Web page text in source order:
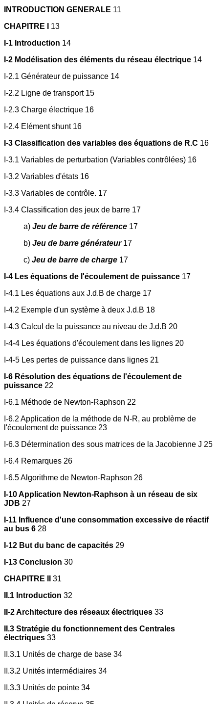
INTRODUCTION GENERALE 11
CHAPITRE I 13
I-1 Introduction 14
I-2 Modélisation des éléments du réseau électrique 14
I-2.1 Générateur de puissance 14
I-2.2 Ligne de transport 15
I-2.3 Charge électrique 16
I-2.4 Elément shunt 16
I-3 Classification des variables des équations de R.C 16
I-3.1 Variables de perturbation (Variables contrôlées) 16
I-3.2 Variables d'états 16
I-3.3 Variables de contrôle. 17
I-3.4 Classification des jeux de barre 17
a) Jeu de barre de référence 17
b) Jeu de barre générateur 17
c) Jeu de barre de charge 17
I-4 Les équations de l'écoulement de puissance 17
I-4.1 Les équations aux J.d.B de charge 17
I-4.2 Exemple d'un système à deux J.d.B 18
I-4.3 Calcul de la puissance au niveau de J.d.B 20
I-4-4 Les équations d'écoulement dans les lignes 20
I-4-5 Les pertes de puissance dans lignes 21
I-6 Résolution des équations de l'écoulement de
puissance 22
I-6.1 Méthode de Newton-Raphson 22
I-6.2 Application de la méthode de N-R, au problème de
l'écoulement de puissance 23
I-6.3 Détermination des sous matrices de la Jacobienne J 25
I-6.4 Remarques 26
I-6.5 Algorithme de Newton-Raphson 26
I-10 Application Newton-Raphson à un réseau de six
JDB 27
I-11 Influence d'une consommation excessive de réactif
au bus 6 28
I-12 But du banc de capacités 29
I-13 Conclusion 30
CHAPITRE II 31
II.1 Introduction 32
II-2 Architecture des réseaux électriques 33
II.3 Stratégie du fonctionnement des Centrales
électriques 33
II.3.1 Unités de charge de base 34
II.3.2 Unités intermédiaires 34
II.3.3 Unités de pointe 34